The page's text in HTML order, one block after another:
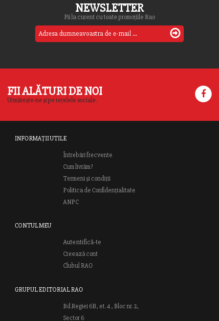
NEWSLETTER
Fii la curent cu toate promoțiile Rao
FII ALĂTURI DE NOI
Urmărește-ne și pe rețelele sociale.
INFORMAȚII UTILE
Întrebări frecvente
Cum livrăm?
Termeni și condiții
Politica de Confidențialitate
ANPC
CONTUL MEU
Autentifică-te
Creează cont
Clubul RAO
GRUPUL EDITORIAL RAO
Bd.Regiei 6B, et. 4 , Bloc nr. 2,
Sector 6